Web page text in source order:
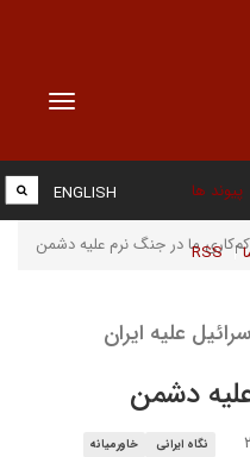
Toggle
پیوند ها
RSS
ENGLISH
کم‌کاری ما در جنگ نرم علیه دشمن
علیه ایران
دشمن
نگاه ایرانی خاورمیانه